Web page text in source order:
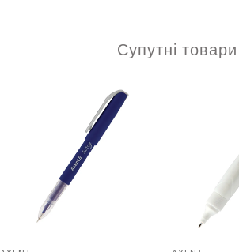
Супутні товари